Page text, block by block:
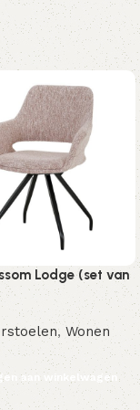
Lodge (set van
, Wonen
aan winkelwagen